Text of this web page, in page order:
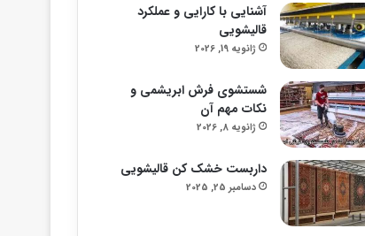
آشنایی با کارایی و عملکرد
قالیشویی
ژانویه 19, 2026
شستشوی فرش ابریشمی و
نکات مهم آن
ژانویه 8, 2026
داربست خشک کن قالیشویی
دسامبر 25, 2025